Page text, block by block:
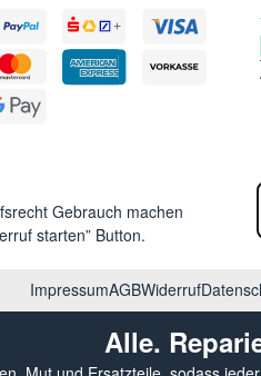
Gebrauch machen
starten” Button.
ImpressumAGBWiderruf
Alle.